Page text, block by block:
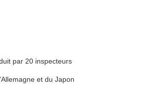
par 20 inspecteurs
et du Japon